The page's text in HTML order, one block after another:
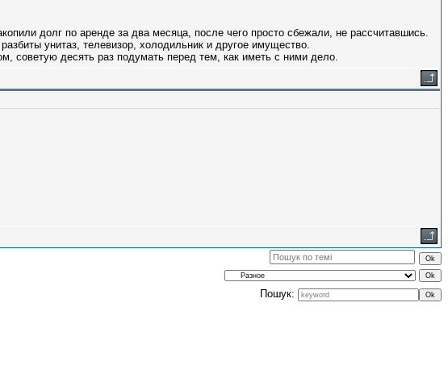
долг по аренде за два месяца, после чего просто сбежали, не рассчитавшись.
унитаз, телевизор, холодильник и другое имущество.
советую десять раз подумать перед тем, как иметь с ними дело.
Пошук: